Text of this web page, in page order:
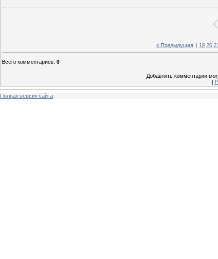
« Предыдущая 19 20
Всего комментариев: 0
Добавлять комментарии
[
Полная версия сайта